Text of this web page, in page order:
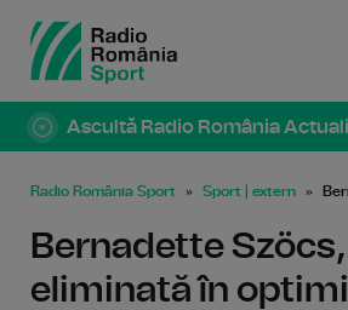
Ascultă Radio România
Radio România Sport Sport | extern
Bernadette Szöcs,
eliminată în